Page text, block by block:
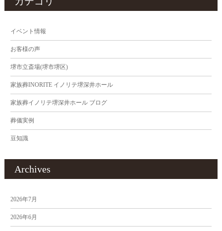
イベント情報
お客様の声
堺市立斎場(堺市堺区)
家族葬INORITE イノリテ堺深井ホール
家族葬イノリテ堺深井ホール ブログ
葬儀実例
豆知識
Archives
2026年7月
2026年6月